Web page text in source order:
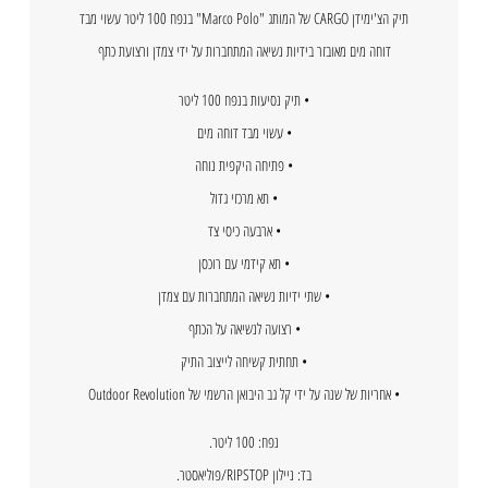
תיק הצ'ימידן CARGO של המותג "Marco Polo" בנפח 100 ליטר עשוי מבד
דוחה מים מאובזר בידיות נשיאה המתחברות על ידי צמדן ורצועת כתף
• תיק נסיעות בנפח 100 ליטר
• עשוי מבד דוחה מים
• פתיחה היקפית נוחה
• תא מרכזי גדול
• ארבעה כיסי צד
• תא קידמי עם רוכסן
• שתי ידיות נשיאה המתחברות עם צמדן
• רצועה לנשיאה על הכתף
• תחתית קשיחה לייצוב התיק
• אחריות של שנה על ידי קל גב היבואן הרשמי של Outdoor Revolution
נפח: 100 ליטר.
בד: ניילון RIPSTOP/פוליאסטר.